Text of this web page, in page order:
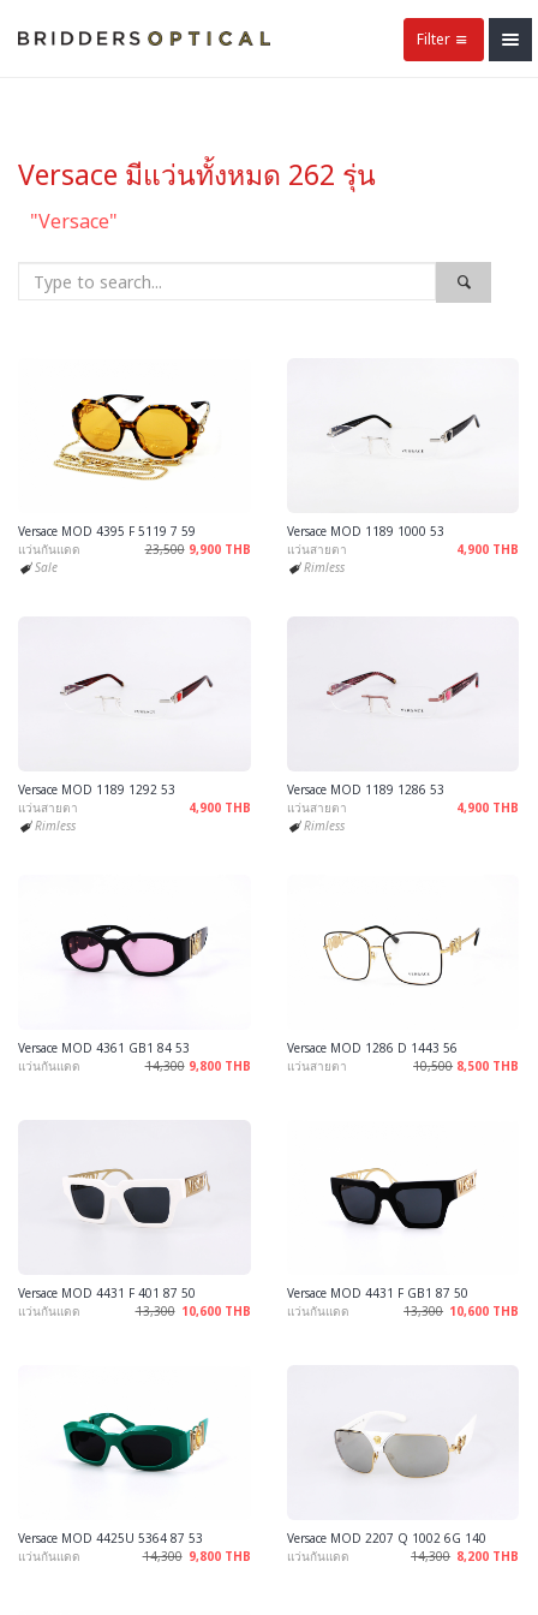
Filter
Versace มีแว่นทั้งหมด 262 รุ่น
"Versace"
Versace MOD 4395 F 5119 7 59
แว่นกันแดด
23,500 9,900 THB
Sale
Versace MOD 1189 1000 53
แว่นสายตา
4,900 THB
Rimless
Versace MOD 1189 1292 53
แว่นสายตา
4,900 THB
Rimless
Versace MOD 1189 1286 53
แว่นสายตา
4,900 THB
Rimless
Versace MOD 4361 GB1 84 53
แว่นกันแดด
14,300 9,800 THB
Versace MOD 1286 D 1443 56
แว่นสายตา
10,500 8,500 THB
Versace MOD 4431 F 401 87 50
แว่นกันแดด
13,300 10,600 THB
Versace MOD 4431 F GB1 87 50
แว่นกันแดด
13,300 10,600 THB
Versace MOD 4425U 5364 87 53
แว่นกันแดด
14,300 9,800 THB
Versace MOD 2207 Q 1002 6G 140
แว่นกันแดด
14,300 8,200 THB